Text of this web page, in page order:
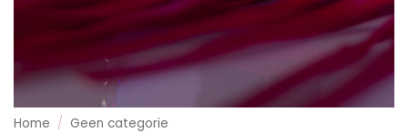
Home / Geen categorie